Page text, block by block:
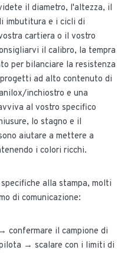
il diametro, l'altezza, il
imbutitura e i cicli di
cartiera o il vostro
il calibro, la tempra
per bilanciare la resistenza
ad alto contenuto di
inchiostro e una
al vostro specifico
lo stagno e il
aiutare a mettere a
i colori ricchi.
alla stampa, molti
di comunicazione:
confermare il campione di
→ scalare con i limiti di